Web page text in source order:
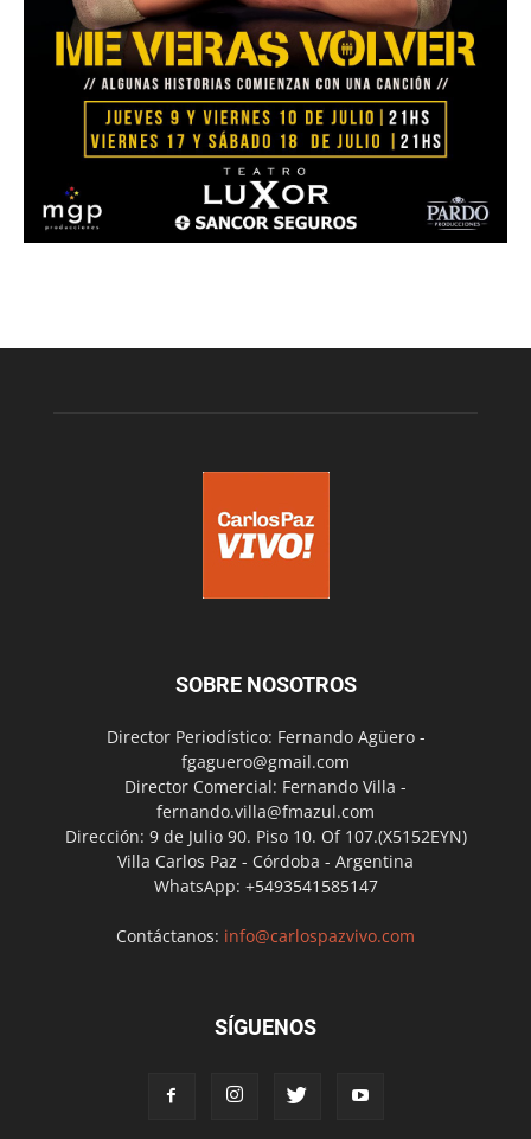
SOBRE NOSOTROS
Director Periodístico: Fernando Agüero -
fgaguero@gmail.com
Director Comercial: Fernando Villa -
fernando.villa@fmazul.com
Dirección: 9 de Julio 90. Piso 10. Of 107.(X5152EYN)
Villa Carlos Paz - Córdoba - Argentina
WhatsApp: +5493541585147
Contáctanos: info@carlospazvivo.com
SÍGUENOS